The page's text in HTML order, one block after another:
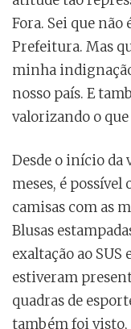
Fora. Sei que
Prefeitura. Mas
minha
nosso país. E
valorizando o
Desde o início da
meses, é possível
camisas com as
Blusas
exaltação ao
estiveram
quadras de
também foi visto,